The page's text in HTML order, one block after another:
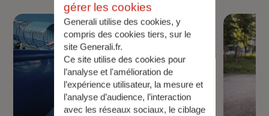
gérer les cookies
Generali utilise des cookies, y
compris des cookies tiers, sur le
site Generali.fr.
Ce site utilise des cookies pour
l’analyse et l'amélioration de
l’expérience utilisateur, la mesure et
l’analyse d’audience, l’interaction
avec les réseaux sociaux, le ciblage